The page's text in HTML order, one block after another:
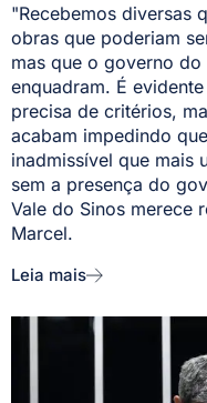
"Recebemos diversas
obras que poderiam
mas que o governo
enquadram. É
precisa de critérios,
acabam impedindo
inadmissível que mais
sem a presença do
Vale do Sinos merece
Marcel.
Leia mais